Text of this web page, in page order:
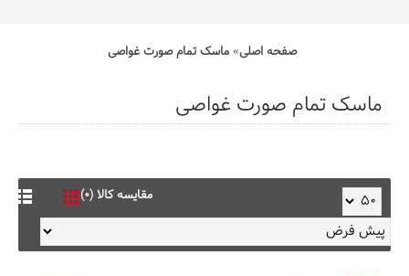
صفحه اصلی ماسک تمام صورت غواصی
ماسک تمام صورت غواصی
مقایسه کالا (0)